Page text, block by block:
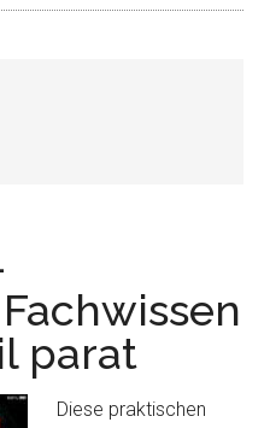
parat
Diese praktischen